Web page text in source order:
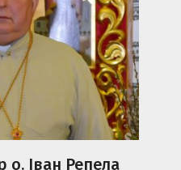
о. Іван Репела